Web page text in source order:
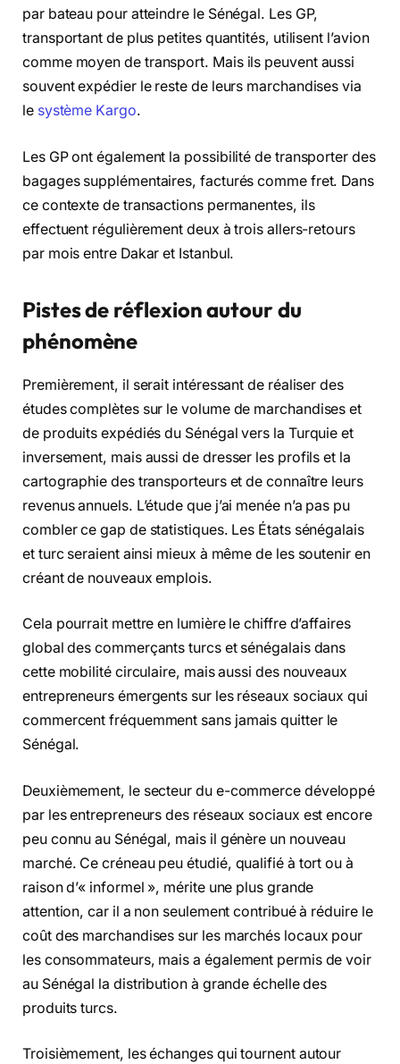
par bateau pour atteindre le Sénégal. Les GP,
transportant de plus petites quantités, utilisent l’avion
comme moyen de transport. Mais ils peuvent aussi
souvent expédier le reste de leurs marchandises via
le système Kargo.
Les GP ont également la possibilité de transporter des
bagages supplémentaires, facturés comme fret. Dans
ce contexte de transactions permanentes, ils
effectuent régulièrement deux à trois allers-retours
par mois entre Dakar et Istanbul.
Pistes de réflexion autour du
phénomène
Premièrement, il serait intéressant de réaliser des
études complètes sur le volume de marchandises et
de produits expédiés du Sénégal vers la Turquie et
inversement, mais aussi de dresser les profils et la
cartographie des transporteurs et de connaître leurs
revenus annuels. L’étude que j’ai menée n’a pas pu
combler ce gap de statistiques. Les États sénégalais
et turc seraient ainsi mieux à même de les soutenir en
créant de nouveaux emplois.
Cela pourrait mettre en lumière le chiffre d’affaires
global des commerçants turcs et sénégalais dans
cette mobilité circulaire, mais aussi des nouveaux
entrepreneurs émergents sur les réseaux sociaux qui
commercent fréquemment sans jamais quitter le
Sénégal.
Deuxièmement, le secteur du e-commerce développé
par les entrepreneurs des réseaux sociaux est encore
peu connu au Sénégal, mais il génère un nouveau
marché. Ce créneau peu étudié, qualifié à tort ou à
raison d’« informel », mérite une plus grande
attention, car il a non seulement contribué à réduire le
coût des marchandises sur les marchés locaux pour
les consommateurs, mais a également permis de voir
au Sénégal la distribution à grande échelle des
produits turcs.
Troisièmement, les échanges qui tournent autour